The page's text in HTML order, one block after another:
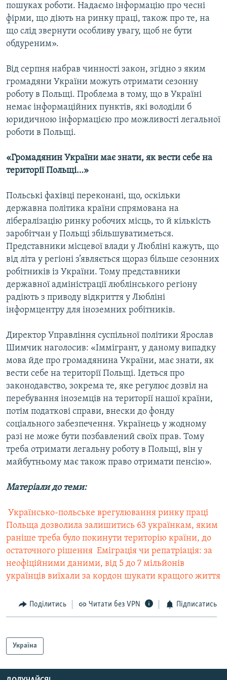
пошуках роботи. Надаємо інформацію про чесні
фірми, що діють на ринку праці, також про те, на
що слід звернути особливу увагу, щоб не бути
обдуреним».
Від серпня набрав чинності закон, згідно з яким
громадяни України можуть отримати сезонну
роботу в Польщі. Проблема в тому, що в Україні
немає інформаційних пунктів, які володіли б
юридичною інформацією про можливості легальної
роботи в Польщі.
«Громадянин України має знати, як вести себе на
території Польщі…»
Польські фахівці переконані, що, оскільки
державна політика країни спрямована на
лібералізацію ринку робочих місць, то й кількість
заробітчан у Польщі збільшуватиметься.
Представники місцевої влади у Любліні кажуть, що
від літа у регіоні з’являється щораз більше сезонних
робітників із України. Тому представники
державної адміністрації люблінського регіону
радіють з приводу відкриття у Любліні
інформцентру для іноземних робітників.
Директор Управління суспільної політики Ярослав
Шимчик наголосив: «Іммігрант, у даному випадку
мова йде про громадянина України, має знати, як
вести себе на території Польщі. Ідеться про
законодавство, зокрема те, яке регулює дозвіл на
перебування іноземців на території нашої країни,
потім податкові справи, внески до фонду
соціального забезпечення. Українець у жодному
разі не може бути позбавлений своїх прав. Тому
треба отримати легальну роботу в Польщі, він у
майбутньому має також право отримати пенсію».
Матеріали до теми:
 Українсько-польське врегулювання ринку праці
Польща дозволила залишитись 63 українкам, яким
раніше треба було покинути територію країни, до
остаточного рішення  Еміграція чи репатріація: за
неофіційними даними, від 5 до 7 мільйонів
українців виїхали за кордон шукати кращого життя
Поділитись Читати без VPN Підписатись
Україна